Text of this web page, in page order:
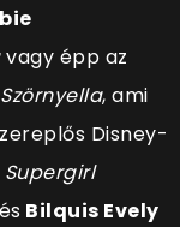
vagy épp az
Szörnyella, ami
Disney-
Supergirl
és Bilquis Evely